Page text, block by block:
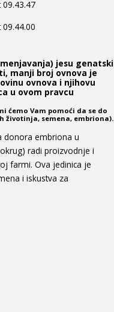
jesu genatski
manji broj ovnova je
ovnova i njihovu
u ovom pravcu
ćemo Vam pomoći da se do
životinja, semena, embriona).
donora embriona u
radi proizvodnje i
farmi. Ova jedinica je
i iskustva za